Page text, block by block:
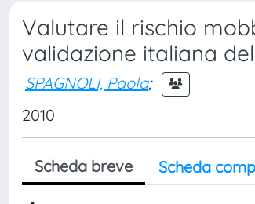
Valutare il rischio
validazione italiana
SPAGNOLI, Paola;
2010
Scheda breve Scheda